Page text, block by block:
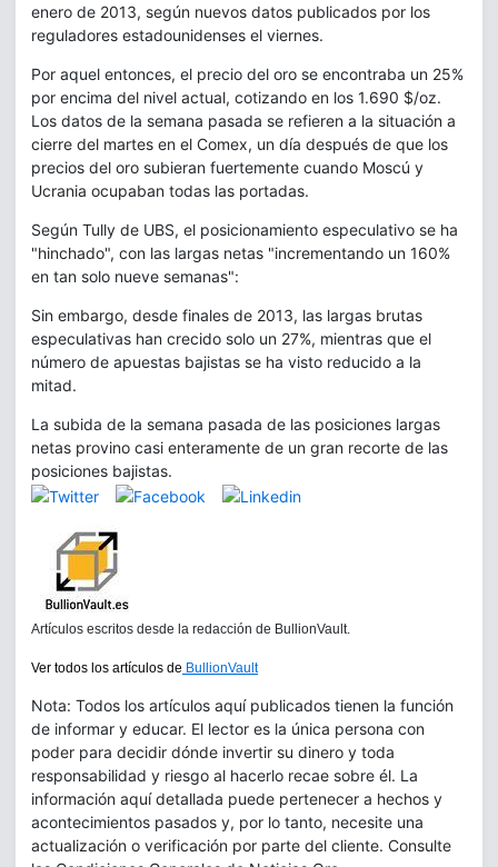
enero de 2013, según nuevos datos publicados por los
reguladores estadounidenses el viernes.
Por aquel entonces, el precio del oro se encontraba un 25%
por encima del nivel actual, cotizando en los 1.690 $/oz.
Los datos de la semana pasada se refieren a la situación a
cierre del martes en el Comex, un día después de que los
precios del oro subieran fuertemente cuando Moscú y
Ucrania ocupaban todas las portadas.
Según Tully de UBS, el posicionamiento especulativo se ha
"hinchado", con las largas netas "incrementando un 160%
en tan solo nueve semanas":
Sin embargo, desde finales de 2013, las largas brutas
especulativas han crecido solo un 27%, mientras que el
número de apuestas bajistas se ha visto reducido a la
mitad.
La subida de la semana pasada de las posiciones largas
netas provino casi enteramente de un gran recorte de las
posiciones bajistas.
Artículos escritos desde la redacción de BullionVault.
Ver todos los artículos de BullionVault
Nota: Todos los artículos aquí publicados tienen la función
de informar y educar. El lector es la única persona con
poder para decidir dónde invertir su dinero y toda
responsabilidad y riesgo al hacerlo recae sobre él. La
información aquí detallada puede pertenecer a hechos y
acontecimientos pasados y, por lo tanto, necesite una
actualización o verificación por parte del cliente. Consulte